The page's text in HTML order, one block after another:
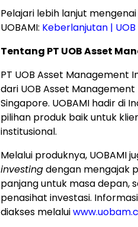
Pelajari lebih lanjut
UOBAMI: Keberlanjutan |
Tentang PT UOB Asset
PT UOB Asset Management
dari UOB Asset
Singapore. UOBAMI hadir di
pilihan produk baik untuk
institusional.
Melalui produknya, UOBAMI
investingdengan mengajak
panjang untuk masa depan,
penasihat investasi.
diakses melalui